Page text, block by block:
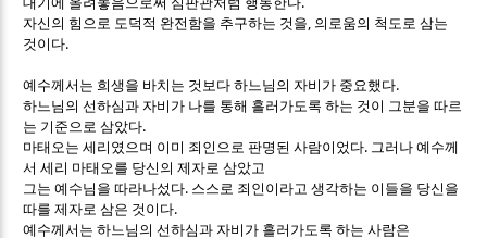
자신의 힘으로 도덕적 완전함을 추구하는 것을, 의로움의 척도로 삼는
것이다.
예수께서는 희생을 바치는 것보다 하느님의 자비가 중요했다.
하느님의 선하심과 자비가 나를 통해 흘러가도록 하는 것이 그분을 따르
는 기준으로 삼았다.
마태오는 세리였으며 이미 죄인으로 판명된 사람이었다. 그러나 예수께
서 세리 마태오를 당신의 제자로 삼았고
그는 예수님을 따라나섰다. 스스로 죄인이라고 생각하는 이들을 당신을
따를 제자로 삼은 것이다.
예수께서는 하느님의 선하심과 자비가 흘러가도록 하는 사람은